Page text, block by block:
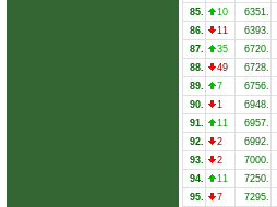
85. 10 6351.
86. 11 6393.
87. 35 6720.
88. 49 6728.
89. 7 6756.
90. 1 6948.
91. 11 6957.
92. 2 6992.
93. 2 7000.
94. 11 7250.
95. 7 7295.